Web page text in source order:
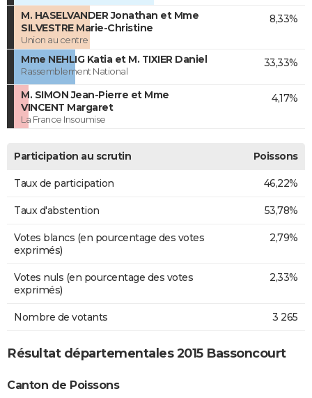
M. HASELVANDER Jonathan et Mme
SILVESTRE Marie-Christine
Union au centre
8,33%
Mme NEHLIG Katia et M. TIXIER Daniel
Rassemblement National
33,33%
M. SIMON Jean-Pierre et Mme
VINCENT Margaret
La France Insoumise
4,17%
Participation au scrutin Poissons
Taux de participation 46,22%
Taux d'abstention 53,78%
Votes blancs (en pourcentage des votes
exprimés)
2,79%
Votes nuls (en pourcentage des votes
exprimés)
2,33%
Nombre de votants 3 265
Résultat départementales 2015 Bassoncourt
Canton de Poissons